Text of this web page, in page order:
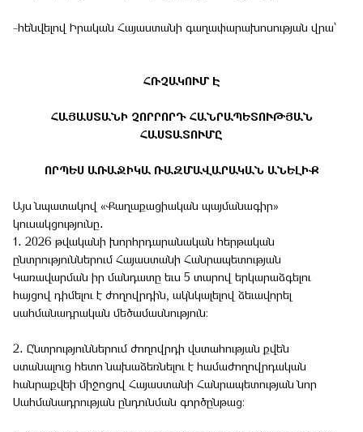
-հենվելով Իրական Հայաստանի գաղափարախոսության վրա՝
ՀՌՉԱԿՈՒՄ Է
ՀԱՅԱՍՏԱՆԻ ՉՈՐՐՈՐԴ ՀԱՆՐԱՊԵՏՈՒԹՅԱՆ
ՀԱՍՏԱՏՈՒՄԸ
ՈՐՊԵՍ ԱՌԱՋԻԿԱ ՌԱԶՄԱՎԱՐԱԿԱՆ ԱՆԵԼԻՔ
Այս նպատակով «Քաղաքացիական պայմանագիր»
կուսակցությունը․
1․ 2026 թվականի խորհրդարանական հերթական
ընտրություններում Հայաստանի Հանրապետության
Կառավարման իր մանդատը եւս 5 տարով երկարաձգելու
հայցով դիմելու է ժողովրդին, ակնկալելով ձեւավորել
սահմանադրական մեծամասնություն:
2․ Ընտրություններում ժողովրդի վստահության քվեն
ստանալուց հետո նախաձեռնելու է համաժողովրդական
հանրաքվեի միջոցով Հայաստանի Հանրապետության նոր
Սահմանադրության ընդունման գործընթաց։